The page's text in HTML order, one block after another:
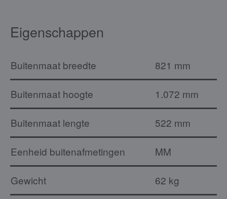
Eigenschappen
Buitenmaat breedte 821 mm
Buitenmaat hoogte 1.072 mm
Buitenmaat lengte 522 mm
Eenheid buitenafmetingen MM
Gewicht 62 kg